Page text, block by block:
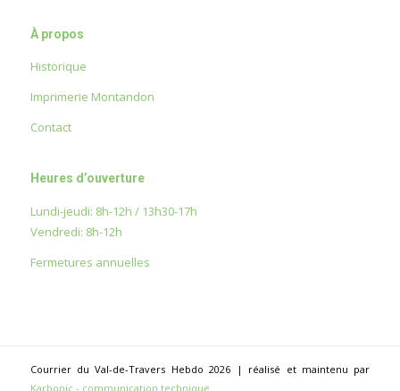
À propos
Historique
Imprimerie Montandon
Contact
Heures d’ouverture
Lundi-jeudi: 8h-12h / 13h30-17h
Vendredi: 8h-12h
Fermetures annuelles
Courrier du Val-de-Travers Hebdo 2026 | réalisé et maintenu par
Karbonic - communication technique